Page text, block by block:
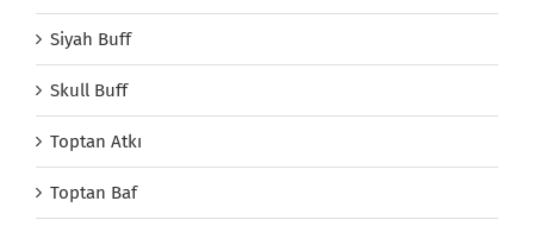
Siyah Buff
Skull Buff
Toptan Atkı
Toptan Baf